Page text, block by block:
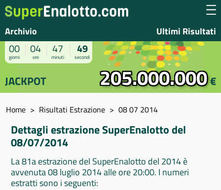
Archivio Ultimi Risultati
00
giorni
04
ore
47
minuti
49
secondi
JACKPOT 205.000.000€
Home Risultati Estrazione 08 07 2014
Dettagli estrazione SuperEnalotto del
08/07/2014
La 81a estrazione del SuperEnalotto del 2014 è
avvenuta 08 luglio 2014 alle ore 20:00. I numeri
estratti sono i seguenti: